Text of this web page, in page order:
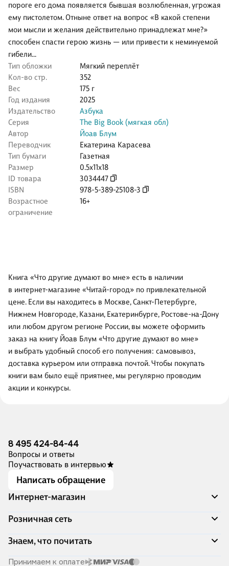
пороге его дома появляется бывшая возлюбленная, угрожая
ему пистолетом. Отныне ответ на вопрос «В какой степени
мои мысли и желания действительно принадлежат мне?»
способен спасти герою жизнь — или привести к неминуемой
гибели...
Тип обложки
Мягкий переплёт
Кол-во стр.
352
Вес
175 г
Год издания
2025
Издательство
Азбука
Серия
The Big Book (мягкая обл)
Автор
Йоав Блум
Переводчик
Екатерина Карасева
Тип бумаги
Газетная
Размер
0.5x11x18
ID товара
3034447
ISBN
978-5-389-25108-3
Возрастное
ограничение
16+
Книга «Что другие думают во мне» есть в наличии
в интернет-магазине «Читай-город» по привлекательной
цене. Если вы находитесь в Москве, Санкт-Петербурге,
Нижнем Новгороде, Казани, Екатеринбурге, Ростове-на-Дону
или любом другом регионе России, вы можете оформить
заказ на книгу Йоав Блум «Что другие думают во мне»
и выбрать удобный способ его получения: самовывоз,
доставка курьером или отправка почтой. Чтобы покупать
книги вам было ещё приятнее, мы регулярно проводим
акции и конкурсы.
8 495 424-84-44
Вопросы и ответы
Поучаствовать в интервью
Написать обращение
Интернет-магазин
Акции
Доставка и оплата
Программа лояльности
Подарочные сертификаты
Розничная сеть
Адреса магазинов
Книжный Дозор
О компании
Знаем, что почитать
Скоро в продаже
Принимаем к оплате